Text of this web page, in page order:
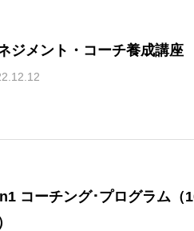
ジメント・コーチ養成講座
コーチング･プログラム（